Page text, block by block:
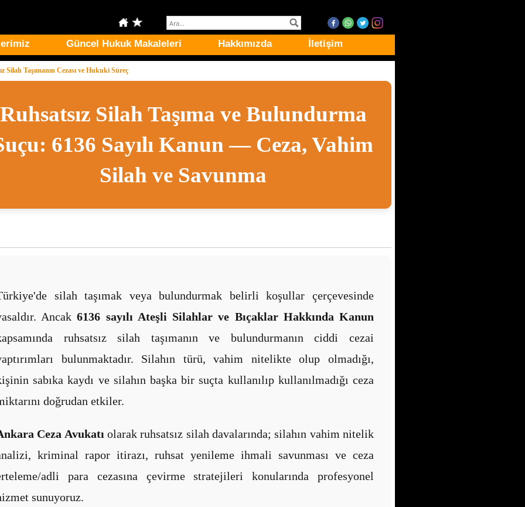
Güncel Hukuk Makaleleri Hakkımızda İletişim
Silah Taşımanın Cezası ve Hukuki Süreç
Ruhsatsız Silah Taşıma ve Bulundurma
6136 Sayılı Kanun — Ceza, Vahim
Silah ve Savunma
silah taşımak veya bulundurmak belirli koşullar çerçevesinde
Ancak6136 sayılı Ateşli Silahlar ve Bıçaklar Hakkında Kanun
ruhsatsız silah taşımanın ve bulundurmanın ciddi cezai
bulunmaktadır. Silahın türü, vahim nitelikte olup olmadığı,
sabıka kaydı ve silahın başka bir suçta kullanılıp kullanılmadığı ceza
doğrudan etkiler.
Ceza Avukatı olarak ruhsatsız silah davalarında; silahın vahim nitelik
kriminal rapor itirazı, ruhsat yenileme ihmali savunması ve ceza
adli para cezasına çevirme stratejileri konularında profesyonel
sunuyoruz.